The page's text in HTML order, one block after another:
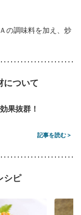
の調味料を加え、炒
について
果抜群！
記事を読む >
シピ